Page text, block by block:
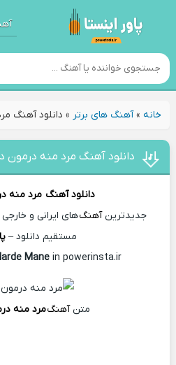
خانه»آهنگ های برتر » دانلود آهنگ
دانلود آهنگ مرد منه درمون
دانلود آهنگ مرد منه
جدیدترینآهنگهای ایرانی و
مستقیم دانلود –
Mane in powerinsta.ir
متنآهنگمرد منه